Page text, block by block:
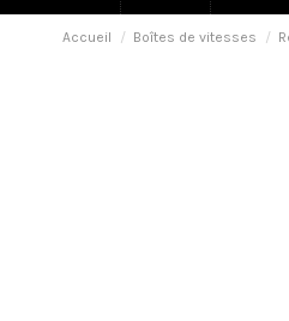
Accueil Boîtes de vitesses